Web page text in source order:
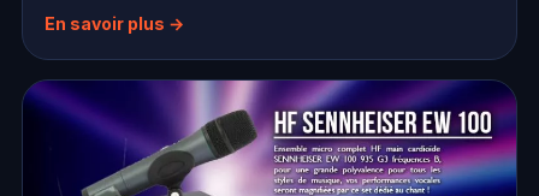
En savoir plus →